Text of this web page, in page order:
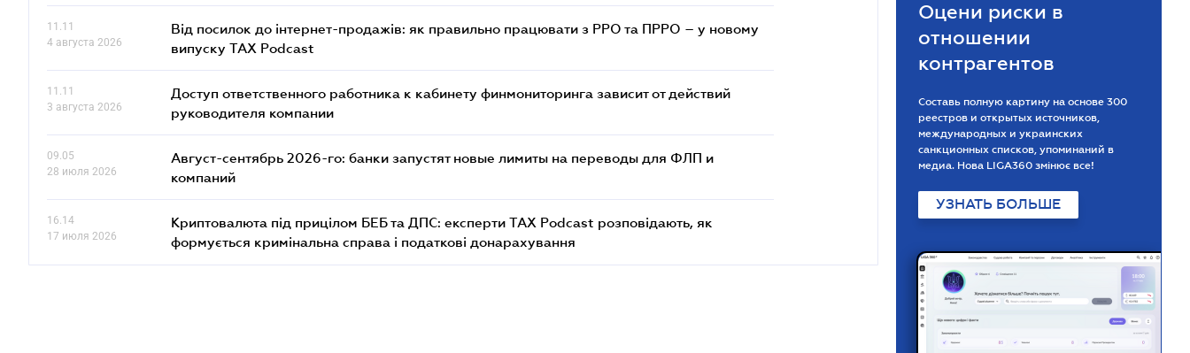
11.11
4 августа 2026
Від посилок до інтернет-продажів: як правильно працювати з РРО та ПРРО – у новому
випуску TAX Podcast
11.11
3 августа 2026
Доступ ответственного работника к кабинету финмониторинга зависит от действий
руководителя компании
09.05
28 июля 2026
Август-сентябрь 2026-го: банки запустят новые лимиты на переводы для ФЛП и
компаний
16.14
17 июля 2026
Криптовалюта під прицілом БЕБ та ДПС: експерти TAX Podcast розповідають, як
формується кримінальна справа і податкові донарахування
Оцени риски в
отношении
контрагентов
Составь полную картину на основе 300
реестров и открытых источников,
международных и украинских
санкционных списков, упоминаний в
медиа. Нова LIGA360 змінює все!
УЗНАТЬ БОЛЬШЕ